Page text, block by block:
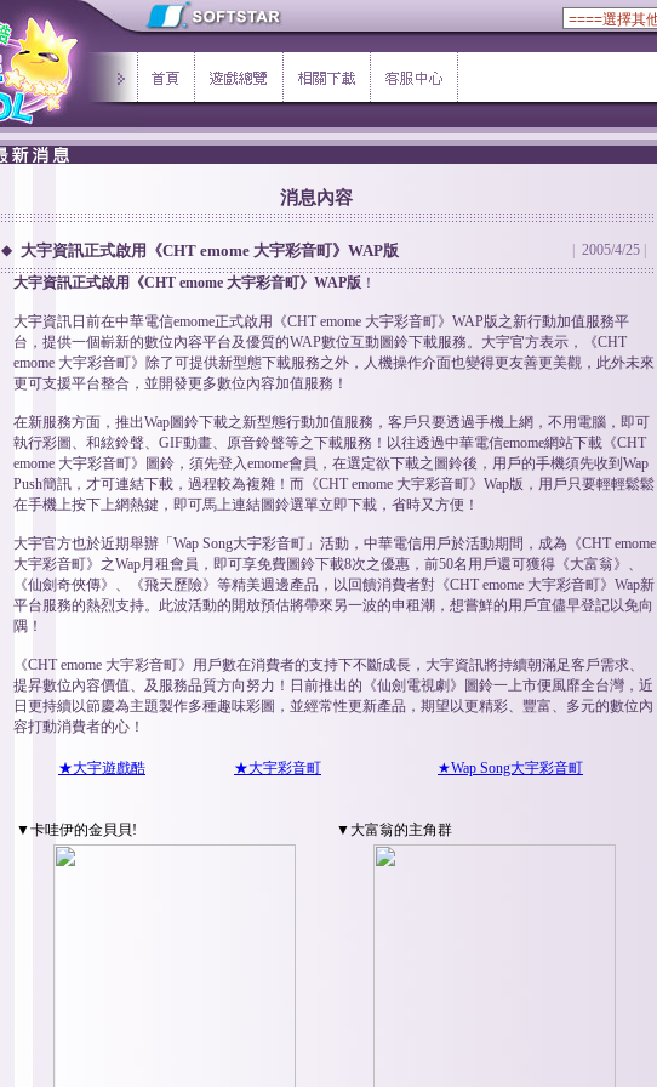
消息內容
◆ 大宇資訊正式啟用《CHT emome 大宇彩音町》WAP版 2005/4/25
大宇資訊正式啟用《CHT emome 大宇彩音町》WAP版 ！
大宇資訊日前在中華電信emome正式啟用《CHT emome 大宇彩音町》WAP版之新行動加值服務平
台，提供一個嶄新的數位內容平台及優質的WAP數位互動圖鈴下載服務。大宇官方表示，《CHT
emome 大宇彩音町》除了可提供新型態下載服務之外，人機操作介面也變得更友善更美觀，此外未來
更可支援平台整合，並開發更多數位內容加值服務！
在新服務方面，推出Wap圖鈴下載之新型態行動加值服務，客戶只要透過手機上網，不用電腦，即可
執行彩圖、和絃鈴聲、GIF動畫、原音鈴聲等之下載服務！以往透過中華電信emome網站下載《CHT
emome 大宇彩音町》圖鈴，須先登入emome會員，在選定欲下載之圖鈴後，用戶的手機須先收到Wap
Push簡訊，才可連結下載，過程較為複雜！而《CHT emome 大宇彩音町》Wap版，用戶只要輕輕鬆鬆
在手機上按下上網熱鍵，即可馬上連結圖鈴選單立即下載，省時又方便！
大宇官方也於近期舉辦「Wap Song大宇彩音町」活動，中華電信用戶於活動期間，成為《CHT emome
大宇彩音町》之Wap月租會員，即可享免費圖鈴下載8次之優惠，前50名用戶還可獲得《大富翁》、
《仙劍奇俠傳》、《飛天歷險》等精美週邊產品，以回饋消費者對《CHT emome 大宇彩音町》Wap新
平台服務的熱烈支持。此波活動的開放預估將帶來另一波的申租潮，想嘗鮮的用戶宜儘早登記以免向
隅！
《CHT emome 大宇彩音町》用戶數在消費者的支持下不斷成長，大宇資訊將持續朝滿足客戶需求、
提昇數位內容價值、及服務品質方向努力！日前推出的《仙劍電視劇》圖鈴一上市便風靡全台灣，近
日更持續以節慶為主題製作多種趣味彩圖，並經常性更新產品，期望以更精彩、豐富、多元的數位內
容打動消費者的心！
★大宇遊戲酷 ★大宇彩音町 ★Wap Song大宇彩音町
▼卡哇伊的金貝貝! ▼大富翁的主角群